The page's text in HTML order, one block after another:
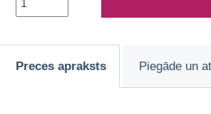
Preces apraksts Piegāde un